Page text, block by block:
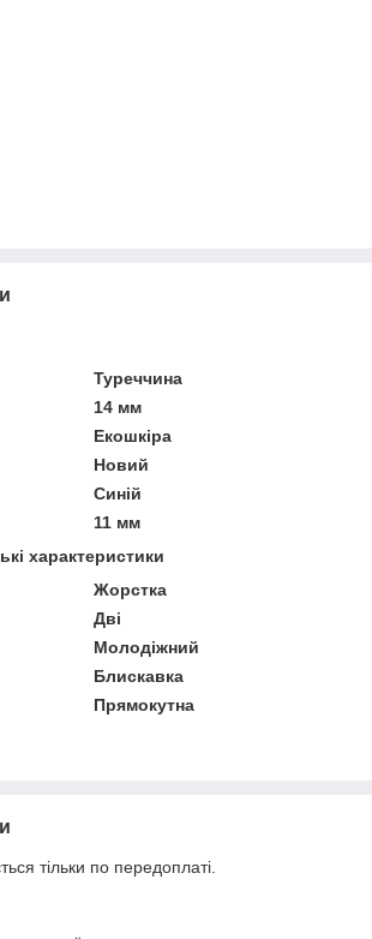
Туреччина
14 мм
Екошкіра
Новий
Синій
11 мм
характеристики
Жорстка
Дві
Молодіжний
Блискавка
Прямокутна
тільки по передоплаті.